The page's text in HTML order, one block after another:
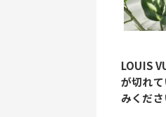
LOUIS
が切れ
みくださ